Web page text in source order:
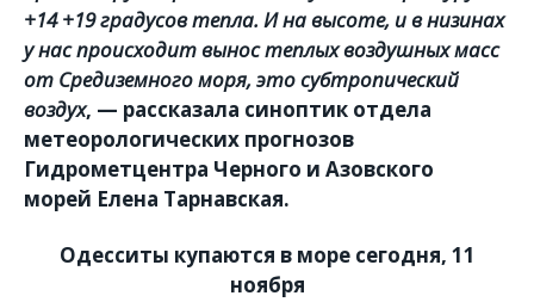
+14 +19 градусов тепла. И на высоте, и в низинах
у нас происходит вынос теплых воздушных масс
от Средиземного моря, это субтропический
воздух, — рассказала синоптик отдела
метеорологических прогнозов
Гидрометцентра Черного и Азовского
морей Елена Тарнавская.
Одесситы купаются в море сегодня, 11
ноября